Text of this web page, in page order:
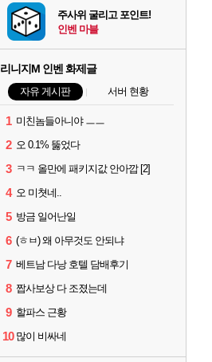
주사위 굴리고 포인트!
인벤 마블
리니지M 인벤 화제글
자유 게시판 서버 현황
1 미친놈들아니야 ㅡㅡ
2 오 0.1% 뚫었다
3 ㅋㅋ 올만에 패키지값 안아깝 [2]
4 오 미쳣네..
5 방금 일어난일
6 (ㅎㅂ) 왜 아무것도 안되냐
7 베트남 다낭 호텔 담배후기
8 짭사보상 다 조졌는데
9 할파스 근황
10 많이 비싸네